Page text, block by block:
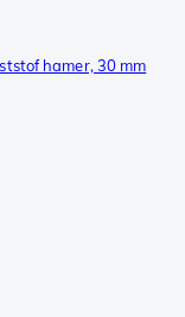
hamer, 30 mm